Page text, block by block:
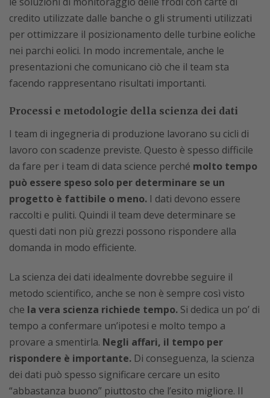
credito utilizzate dalle banche o gli strumenti utilizzati
per ottimizzare il posizionamento delle turbine eoliche
nei parchi eolici. In modo incrementale, anche le
presentazioni che comunicano ciò che il team sta
facendo rappresentano risultati importanti.
Processi e metodologie della scienza dei dati
I team di ingegneria di produzione lavorano su cicli di
lavoro con scadenze previste. Questo è spesso difficile
da fare per i team di data science perché molto tempo
può essere speso solo per determinare se un
progetto è fattibile o meno. I dati devono essere
raccolti e puliti. Quindi il team deve determinare se
questi dati non più grezzi possono rispondere alla
domanda in modo efficiente.
La scienza dei dati idealmente dovrebbe seguire il
metodo scientifico, anche se non è sempre così visto
che la vera scienza richiede tempo. Si dedica un po’ di
tempo a confermare un’ipotesi e molto tempo a
provare a smentirla. Negli affari, il tempo per
rispondere è importante. Di conseguenza, la scienza
dei dati può spesso significare cercare un esito
“abbastanza buono” piuttosto che l’esito migliore. Il